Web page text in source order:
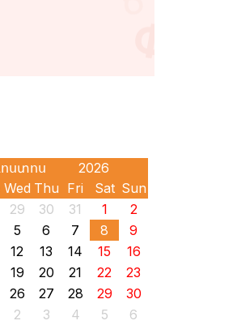
Wed Thu Fri Sat Sun
29 30 31 1
2
5 6 7 8
9
12 13 14 15
16
19 20 21 22
23
26 27 28 29
30
2 3 4 5 6